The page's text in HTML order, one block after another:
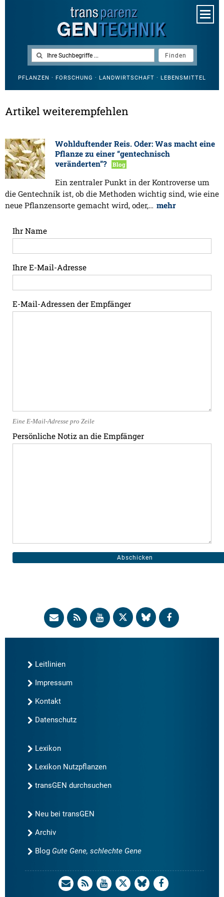
PFLANZEN · FORSCHUNG · LANDWIRTSCHAFT · LEBENSMITTEL
Artikel weiterempfehlen
Wohlduftender Reis. Oder: Was macht eine
Pflanze zu einer “gentechnisch
veränderten”?
Blog
Ein zentraler Punkt in der Kontroverse um
die Gentechnik ist, ob die Methoden wichtig sind, wie eine
neue Pflanzensorte gemacht wird, oder,… mehr
Ihr Name
Ihre E-Mail-Adresse
E-Mail-Adressen der Empfänger
Eine E-Mail-Adresse pro Zeile
Persönliche Notiz an die Empfänger
Leitlinien
Impressum
Kontakt
Datenschutz
Lexikon
Lexikon Nutzpflanzen
transGEN durchsuchen
Neu bei transGEN
Archiv
Blog Gute Gene, schlechte Gene